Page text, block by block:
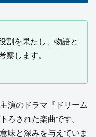
割を果たし、物語と
察します。
演のドラマ『ドリーム
ろされた楽曲です。
味と深みを与えていま